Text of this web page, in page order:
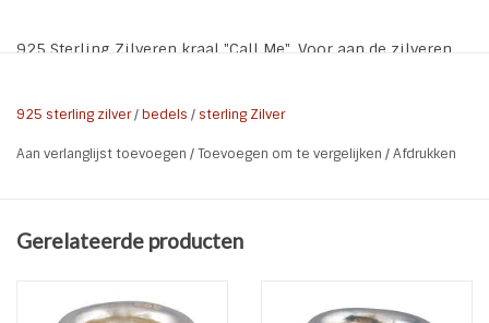
925 Sterling Zilveren kraal "Call Me". Voor aan de zilveren
tussenkraal voor een op maat gemaakte natural stones
* Formaat:
925 sterling zilver/bedels /sterling Zilver
Aan verlanglijst toevoegen /Toevoegen om te vergelijken /Afdrukken
Gerelateerde producten